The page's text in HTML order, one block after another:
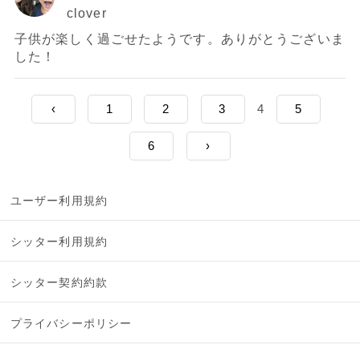
clover
子供が楽しく過ごせたようです。ありがとうございま
した！
‹ 1 2 3 4 5
6 ›
ユーザー利用規約
シッター利用規約
シッター契約約款
プライバシーポリシー